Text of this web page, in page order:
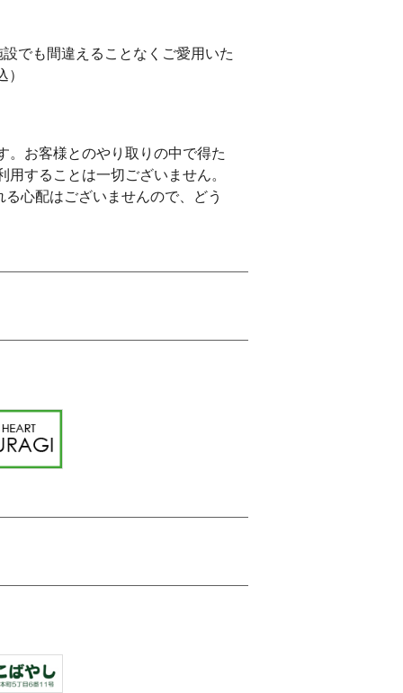
でも間違えることなくご愛用いた
。お客様とのやり取りの中で得た
することは一切ございません。
心配はございませんので、どう